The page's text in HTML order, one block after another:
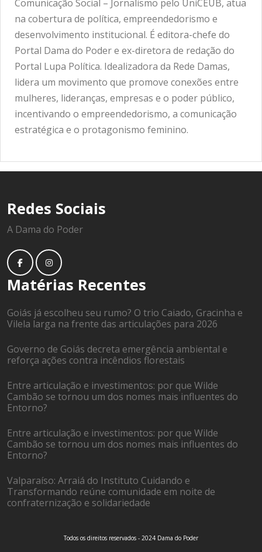
Comunicação Social – Jornalismo pelo UniCEUB, atua
na cobertura de política, empreendedorismo e
desenvolvimento institucional. É editora-chefe do
Portal Dama do Poder e ex-diretora de redação do
Portal Lupa Política. Idealizadora da Rede Damas,
lidera um movimento que promove conexões entre
mulheres, lideranças, empresas e o poder público,
incentivando o empreendedorismo, a comunicação
estratégica e o protagonismo feminino.
Redes Sociais
A Dama do Poder
Matérias Recentes
Goiás já escolheu seu rumo? O trio Caiado, Gracinha e
Vilela larga na frente das articulações para 2026
Governo de Goiás decreta emergência ambiental e
reforça ações contra incêndios florestais
Entre articulação e investimentos: por que Wilde
Cambão se tornou um dos nomes mais influentes do
Entorno?
Entre articulação e investimentos: por que Wilde
Cambão se tornou um dos nomes mais influentes do
Entorno?
Valparaíso: Arraiá do Instituto Cuidando e
Transformando reúne comunidade em noite de
confraternização e solidariedade
Todos os direitos reservados - 2024 Dama do Poder